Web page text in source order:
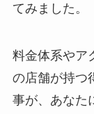
てみました。
料金体系やア
の店舗が持つ
事が、あなた